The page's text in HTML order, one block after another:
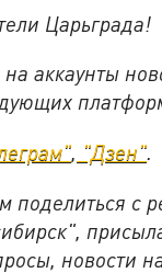
Царьграда!
аккаунты
, "Дзен".
поделиться с
новости